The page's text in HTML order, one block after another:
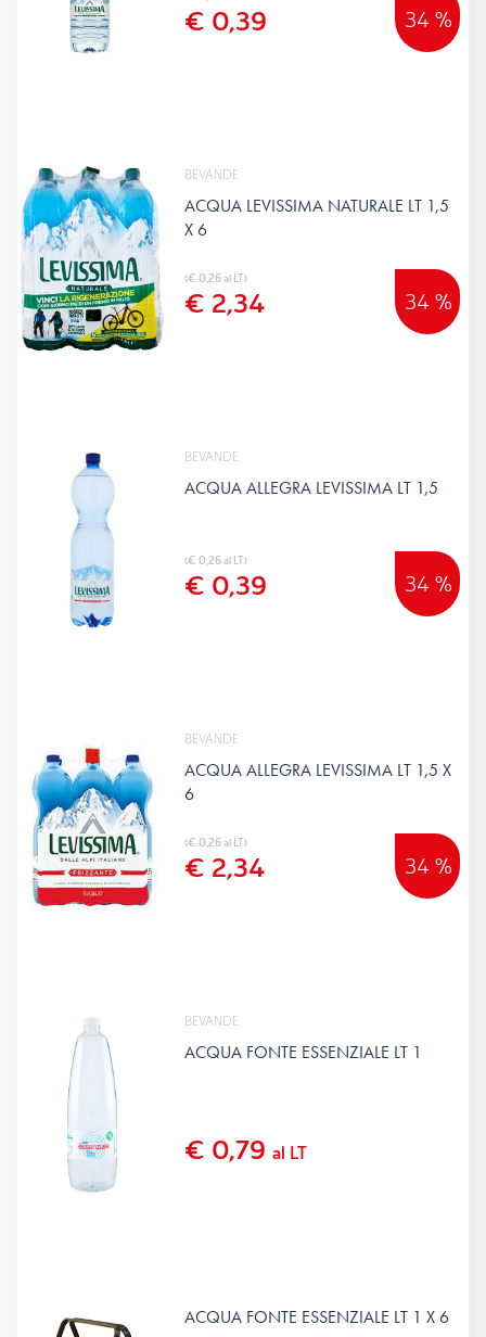
€ 0,39 34 %
BEVANDE
ACQUA LEVISSIMA NATURALE LT 1,5
X 6
(€ 0,26 al LT)
€ 2,34 34 %
BEVANDE
ACQUA ALLEGRA LEVISSIMA LT 1,5
(€ 0,26 al LT)
€ 0,39 34 %
BEVANDE
ACQUA ALLEGRA LEVISSIMA LT 1,5 X
6
(€ 0,26 al LT)
€ 2,34 34 %
BEVANDE
ACQUA FONTE ESSENZIALE LT 1
€ 0,79 al LT
ACQUA FONTE ESSENZIALE LT 1 X 6